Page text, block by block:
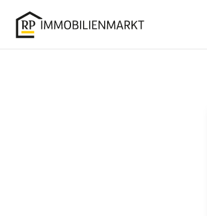
Modus
aktivieren
zur